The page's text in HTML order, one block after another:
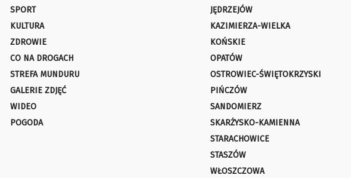
SPORT
KULTURA
ZDROWIE
CO NA DROGACH
STREFA MUNDURU
GALERIE ZDJĘĆ
WIDEO
POGODA
JĘDRZEJÓW
KAZIMIERZA-WIELKA
KOŃSKIE
OPATÓW
OSTROWIEC-ŚWIĘTOKRZYSKI
PIŃCZÓW
SANDOMIERZ
SKARŻYSKO-KAMIENNA
STARACHOWICE
STASZÓW
WŁOSZCZOWA